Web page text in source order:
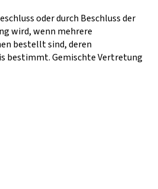
oder durch Beschluss der
wird, wenn mehrere
bestellt sind, deren
bestimmt. Gemischte Vertretung